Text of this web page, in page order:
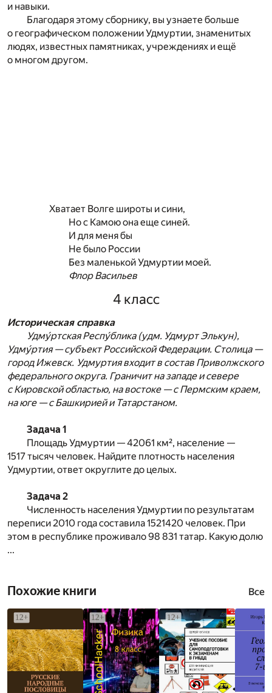
и навыки.
Благодаря этому сборнику, вы узнаете больше
о географическом положении Удмуртии, знаменитых
людях, известных памятниках, учреждениях и ещё
о многом другом.
Хватает Волге широты и сини,
Но с Камою она еще синей.
И для меня бы
Не было России
Без маленькой Удмуртии моей.
Флор Васильев
4 класс
Историческая справка
Удму́ртская Респу́блика (удм. Удмурт Элькун),
Удму́ртия — субъект Российской Федерации. Столица —
город Ижевск. Удмуртия входит в состав Приволжского
федерального округа. Граничит на западе и севере
с Кировской областью, на востоке — с Пермским краем,
на юге — с Башкирией и Татарстаном.
Задача 1
Площадь Удмуртии — 42061 км², население —
1517 тысяч человек. Найдите плотность населения
Удмуртии, ответ округлите до целых.
Задача 2
Численность населения Удмуртии по результатам
переписи 2010 года составила 1521420 человек. При
этом в республике проживало 98 831 татар. Какую долю
...
Похожие книги Все